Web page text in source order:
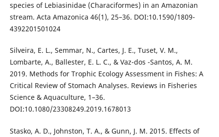
species of Lebiasinidae (Characiformes) in an Amazonian
stream. Acta Amazonica 46(1), 25–36. DOI:10.1590/1809-
4392201501024
Silveira, E. L., Semmar, N., Cartes, J. E., Tuset, V. M.,
Lombarte, A., Ballester, E. L. C., & Vaz-dos -Santos, A. M.
2019. Methods for Trophic Ecology Assessment in Fishes: A
Critical Review of Stomach Analyses. Reviews in Fisheries
Science & Aquaculture, 1–36.
DOI:10.1080/23308249.2019.1678013
Stasko, A. D., Johnston, T. A., & Gunn, J. M. 2015. Effects of